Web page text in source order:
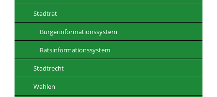
Stadtrat
Bürgerinformationssystem
Ratsinformationssystem
Stadtrecht
Wahlen